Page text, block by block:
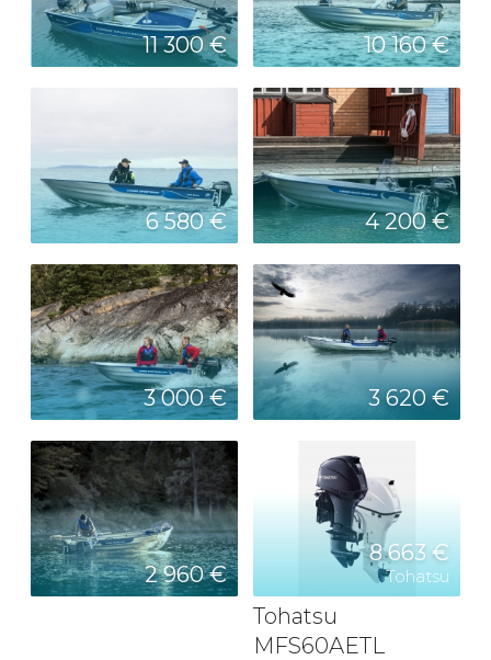
11 300 € 10 160 €
6 580 € 4 200 €
3 000 € 3 620 €
2 960 €
8 663 €
Tohatsu
Tohatsu
MFS60AETL